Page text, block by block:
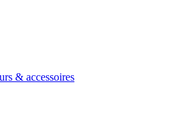
& accessoires